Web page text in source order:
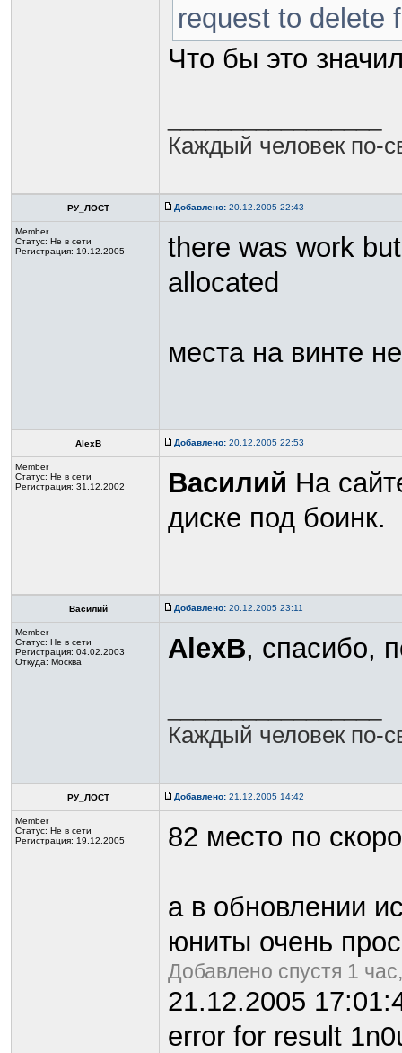
request to delete
Что бы это
Каждый человек по-
РУ_ЛОСТ Добавлено: 20.12.2005 22:43
Member
Статус: Не в сети
Регистрация: 19.12.2005
there was work
allocated
места на винте
AlexB Добавлено: 20.12.2005 22:53
Member
Статус: Не в сети
Регистрация: 31.12.2002
Василий На
диске под боинк.
Василий Добавлено: 20.12.2005 23:11
Member
Статус: Не в сети
Регистрация: 04.02.2003
Откуда: Москва
AlexB, спасибо,
Каждый человек по-
РУ_ЛОСТ Добавлено: 21.12.2005 14:42
Member
Статус: Не в сети
Регистрация: 19.12.2005
82 место по
а в обновлении
юниты очень
Добавлено спустя 1
21.12.2005
error for result